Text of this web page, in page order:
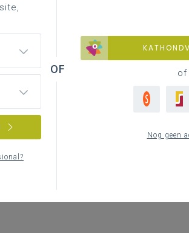
of
Nog geen